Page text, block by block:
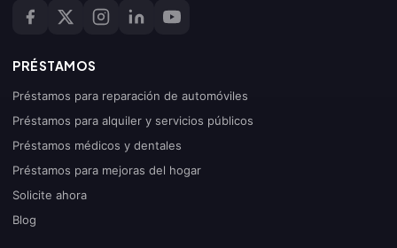
PRÉSTAMOS
Préstamos para reparación de automóviles
Préstamos para alquiler y servicios públicos
Préstamos médicos y dentales
Préstamos para mejoras del hogar
Solicite ahora
Blog